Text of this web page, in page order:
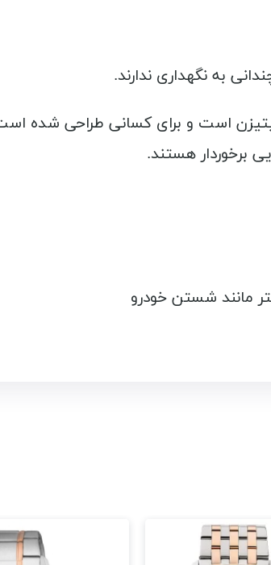
به نگهداری ندارند.
است و برای کسانی طراحی شده
برخوردار هستند.
مانند شستن خودرو